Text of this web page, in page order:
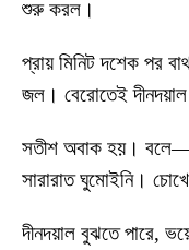
শুরু করল।
প্রায় মিনিট দশেক পর
জল। বেরোতেই
সতীশ অবাক হয়।
সারারাত ঘুমোইনি।
দীনদয়াল বুঝতে পারে,